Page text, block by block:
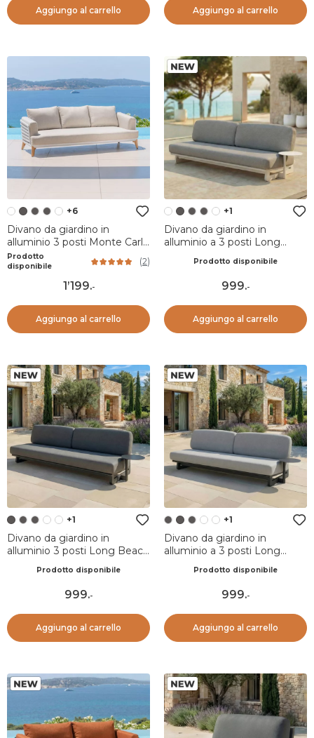
Aggiungo al carrello Aggiungo al carrello
+6
Divano da giardino in
alluminio 3 posti Monte Carlo
Bianco e tortora
Prodotto
disponibile
(2)
1’199.-
Aggiungo al carrello
+1
Divano da giardino in
alluminio a 3 posti Long
tortoraProdotto disponibile
999.-
Aggiungo al carrello
+1
Divano da giardino in
alluminio 3 posti Long Beach
Prodotto disponibile
999.-
Aggiungo al carrello
+1
Divano da giardino in
alluminio a 3 posti Long
grigio chiaro
Prodotto disponibile
999.-
Aggiungo al carrello